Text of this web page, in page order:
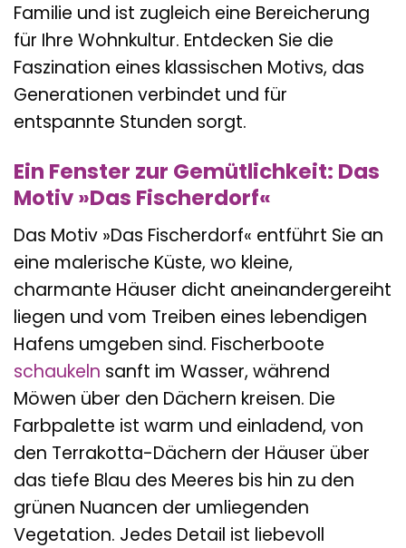
Familie und ist zugleich eine Bereicherung
für Ihre Wohnkultur. Entdecken Sie die
Faszination eines klassischen Motivs, das
Generationen verbindet und für
entspannte Stunden sorgt.
Ein Fenster zur Gemütlichkeit: Das
Motiv »Das Fischerdorf«
Das Motiv »Das Fischerdorf« entführt Sie an
eine malerische Küste, wo kleine,
charmante Häuser dicht aneinandergereiht
liegen und vom Treiben eines lebendigen
Hafens umgeben sind. Fischerboote
schaukeln sanft im Wasser, während
Möwen über den Dächern kreisen. Die
Farbpalette ist warm und einladend, von
den Terrakotta-Dächern der Häuser über
das tiefe Blau des Meeres bis hin zu den
grünen Nuancen der umliegenden
Vegetation. Jedes Detail ist liebevoll